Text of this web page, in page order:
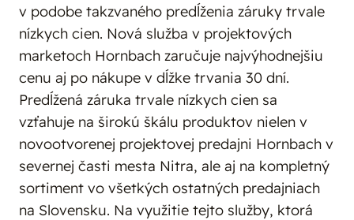
v podobe takzvaného predĺženia záruky trvale
nízkych cien. Nová služba v projektových
marketoch Hornbach zaručuje najvýhodnejšiu
cenu aj po nákupe v dĺžke trvania 30 dní.
Predĺžená záruka trvale nízkych cien sa
vzťahuje na širokú škálu produktov nielen v
novootvorenej projektovej predajni Hornbach v
severnej časti mesta Nitra, ale aj na kompletný
sortiment vo všetkých ostatných predajniach
na Slovensku. Na využitie tejto služby, ktorá